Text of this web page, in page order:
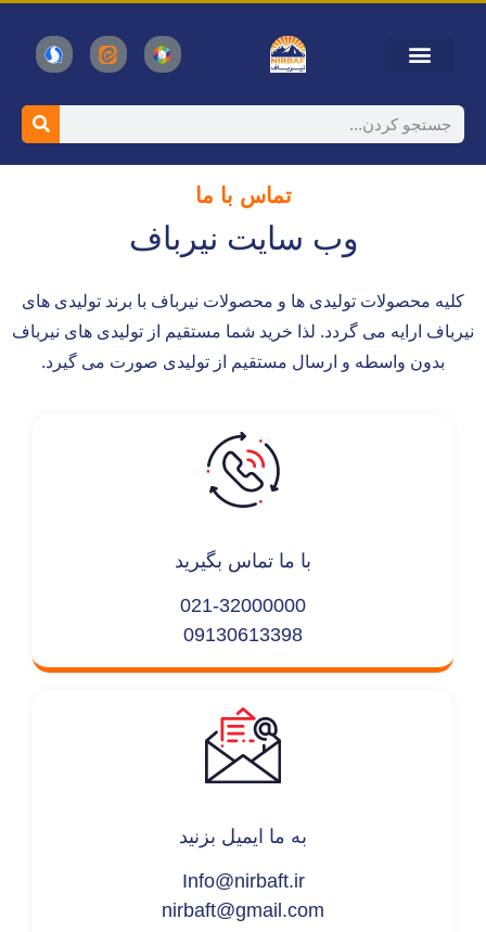
تماس با ما
وب سایت نیرباف
کلیه محصولات تولیدی ها و محصولات نیرباف با برند تولیدی های
نیرباف ارایه می گردد. لذا خرید شما مستقیم از تولیدی های نیرباف
بدون واسطه و ارسال مستقیم از تولیدی صورت می گیرد.
با ما تماس بگیرید
021-32000000
09130613398
به ما ایمیل بزنید
Info@nirbaft.ir
nirbaft@gmail.com